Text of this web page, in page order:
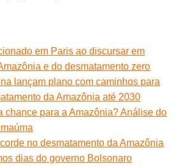
em Paris ao discursar em
e do desmatamento zero
lançam plano com caminhos para
da Amazônia até 2030
chance para a Amazônia? Análise do
no desmatamento da Amazônia
dias do governo Bolsonaro